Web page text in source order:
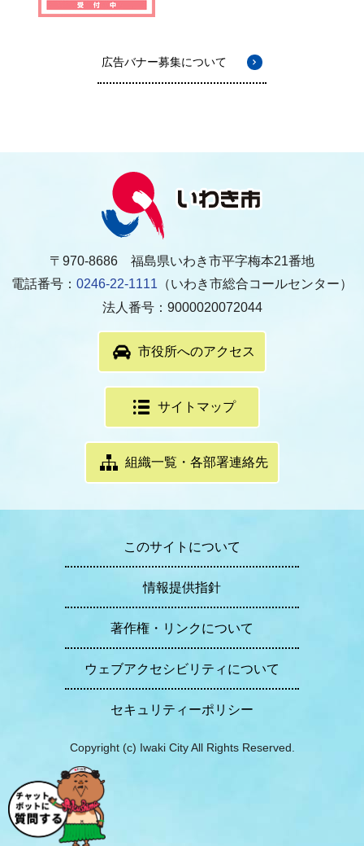
広告バナー募集について
〒970-8686 福島県いわき市平字梅本21番地
電話番号： 0246-22-1111 （いわき市総合コールセンター）
法人番号：9000020072044
市役所へのアクセス
サイトマップ
組織一覧・各部署連絡先
このサイトについて
情報提供指針
著作権・リンクについて
ウェブアクセシビリティについて
セキュリティーポリシー
Copyright (c) Iwaki City All Rights Reserved.